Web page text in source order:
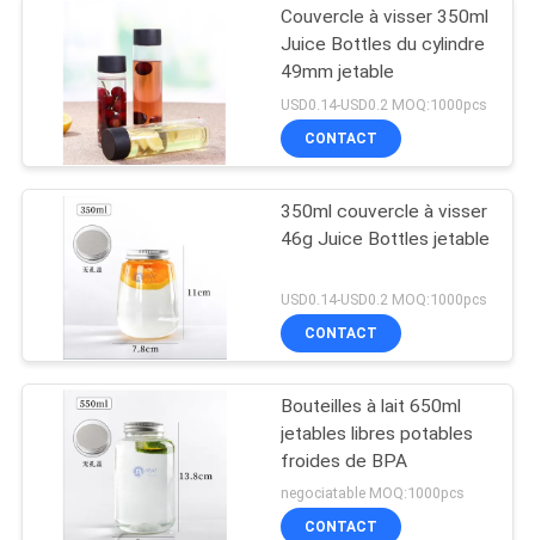
Récipient
d'entreposage en
plastique de poudre
à laver
21
Préformation de
bouteille d'ANIMAL
FAMILIER
Couvercle à visser 350ml
Juice Bottles du cylindre
49mm jetable
USD0.14-USD0.2 MOQ:1000pcs
CONTACT
350ml couvercle à visser
46g Juice Bottles jetable
USD0.14-USD0.2 MOQ:1000pcs
CONTACT
Bouteilles à lait 650ml
jetables libres potables
froides de BPA
negociatable MOQ:1000pcs
CONTACT